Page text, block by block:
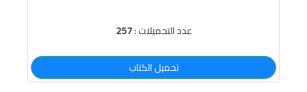
عدد التحميلات :257
تحميل الكتاب